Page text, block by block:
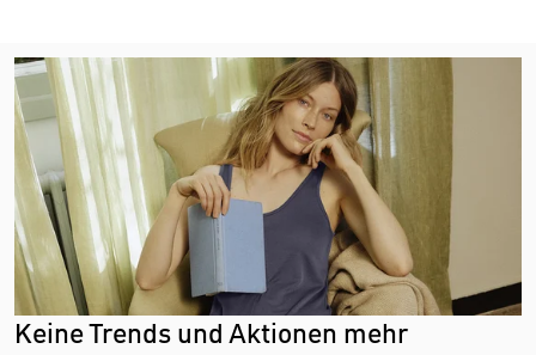
Keine Trends und Aktionen mehr